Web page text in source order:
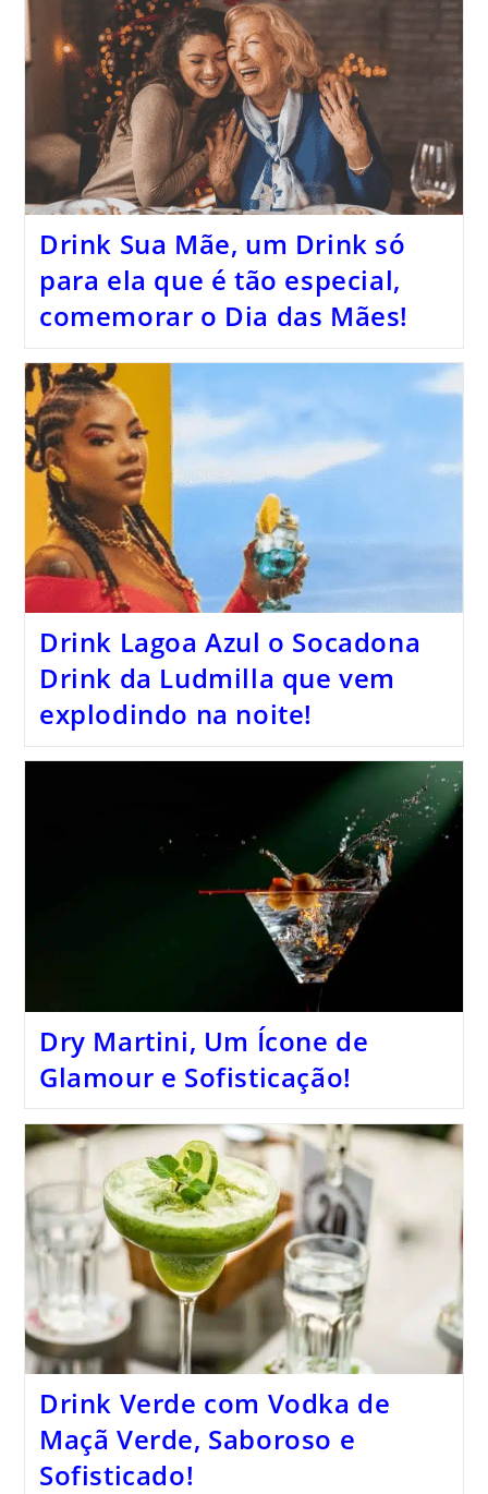
Drink Sua Mãe, um Drink só
para ela que é tão especial,
comemorar o Dia das Mães!
Drink Lagoa Azul o Socadona
Drink da Ludmilla que vem
explodindo na noite!
Dry Martini, Um Ícone de
Glamour e Sofisticação!
Drink Verde com Vodka de
Maçã Verde, Saboroso e
Sofisticado!